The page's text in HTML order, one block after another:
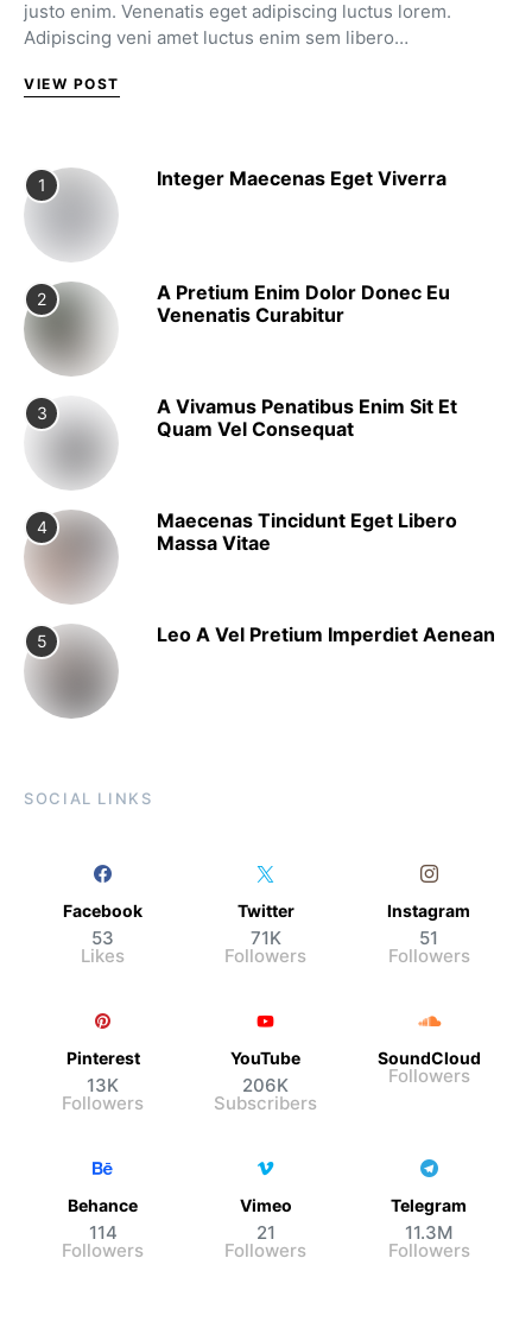
justo enim. Venenatis eget adipiscing luctus lorem.
Adipiscing veni amet luctus enim sem libero…
VIEW POST
1 Integer Maecenas Eget Viverra
2
A Pretium Enim Dolor Donec Eu
Venenatis Curabitur
3
A Vivamus Penatibus Enim Sit Et
Quam Vel Consequat
4
Maecenas Tincidunt Eget Libero
Massa Vitae
5 Leo A Vel Pretium Imperdiet Aenean
SOCIAL LINKS
Facebook
53
Likes
Twitter
71K
Followers
Instagram
51
Followers
Pinterest
13K
Followers
YouTube
206K
Subscribers
SoundCloud
Followers
Behance
114
Followers
Vimeo
21
Followers
Telegram
11.3M
Followers